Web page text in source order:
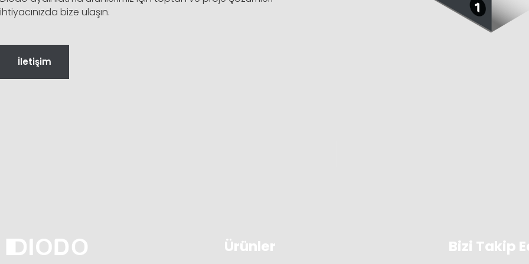
ihtiyacınızda bize ulaşın.
İletişim
Ürünler Bizi Takip